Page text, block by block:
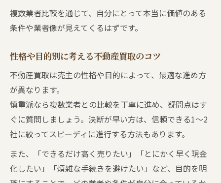
複数業者比較を通じて、自分にとって本当に価値のある
条件や業者像が見えてくるはずです。
性格や目的別に考える不動産買取のコツ
不動産買取は売主の性格や目的によって、最適な進め方
が異なります。
慎重派なら複数業者との比較を丁寧に進め、疑問点はす
ぐに質問しましょう。決断が早い方は、信頼できる1〜2
社に絞ってスピーディに進行する方法もあります。
また、「できるだけ高く売りたい」「とにかく早く現金
化したい」「煩雑な手続きを避けたい」など、目的を明